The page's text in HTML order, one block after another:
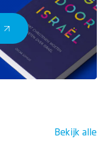
Bekijk alle